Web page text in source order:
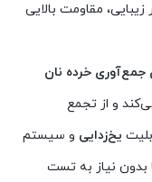
مقاومت بالایی
خرده نان
و از تجمع
یخ‌زدایی و سیستم
بدون نیاز به تست